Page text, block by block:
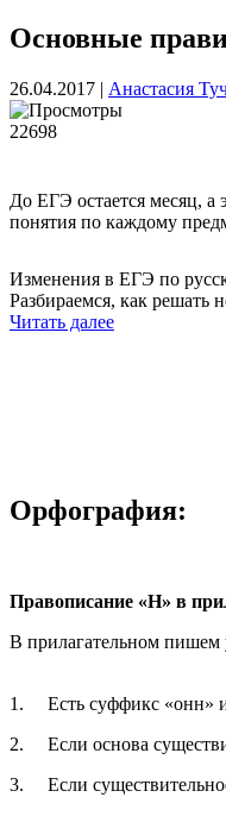
Основные
26.04.2017 | Анастасия
22698
До ЕГЭ остается месяц, а
понятия по каждому
Изменения в ЕГЭ по
Разбираемся, как решать
Читать далее
Орфография:
Правописание «Н» в
В прилагательном пишем
1. Есть суффикс «онн»
2. Если основа
3. Если